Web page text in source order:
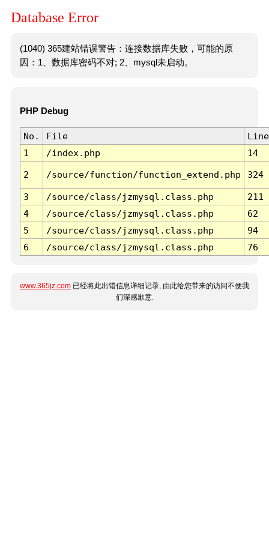
Database Error
(1040) 365建站错误警告：连接数据库失败，可能的原
因：1、数据库密码不对; 2、mysql未启动。
PHP Debug
No. File
Line
1
/index.php 14
2 /source/function/function_extend.php 324
3 /source/class/jzmysql.class.php
211
4
/source/class/jzmysql.class.php
62
5
/source/class/jzmysql.class.php
94
6
/source/class/jzmysql.class.php 76
www.365jz.com 已经将此出错信息详细记录, 由此给您带来的访问不便我
们深感歉意.